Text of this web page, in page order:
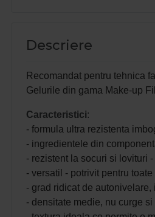
Descriere
Recomandat pentru tehnica
Gelurile din gama Make-up
Caracteristici:
- formula ultra rezistenta
- ingredientele din
- rezistent la socuri si lovituri
- versatil - potrivit pentru
- grad ridicat de
- densitate medie, nu curge